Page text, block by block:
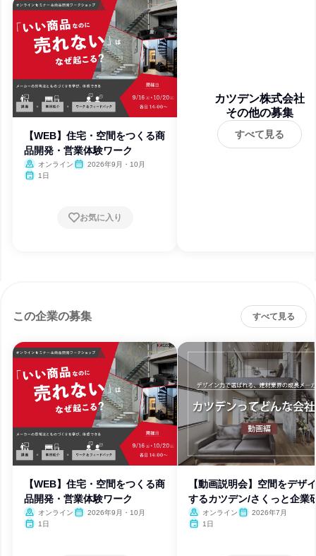
【WEB】住宅・空間をつくる商
品開発・営業体験ワーク
オンライン
2026年9月・10月
1日
お気に入り
カツデン株式会社
その他の募集
すべて見る
この企業の募集 すべて見る
【WEB】住宅・空間をつくる商
品開発・営業体験ワーク
オンライン
2026年9月・10月
1日
【動画説明会】空間をデザ
するカツデン/さくっと企業
オンライン
2026年7月
1日